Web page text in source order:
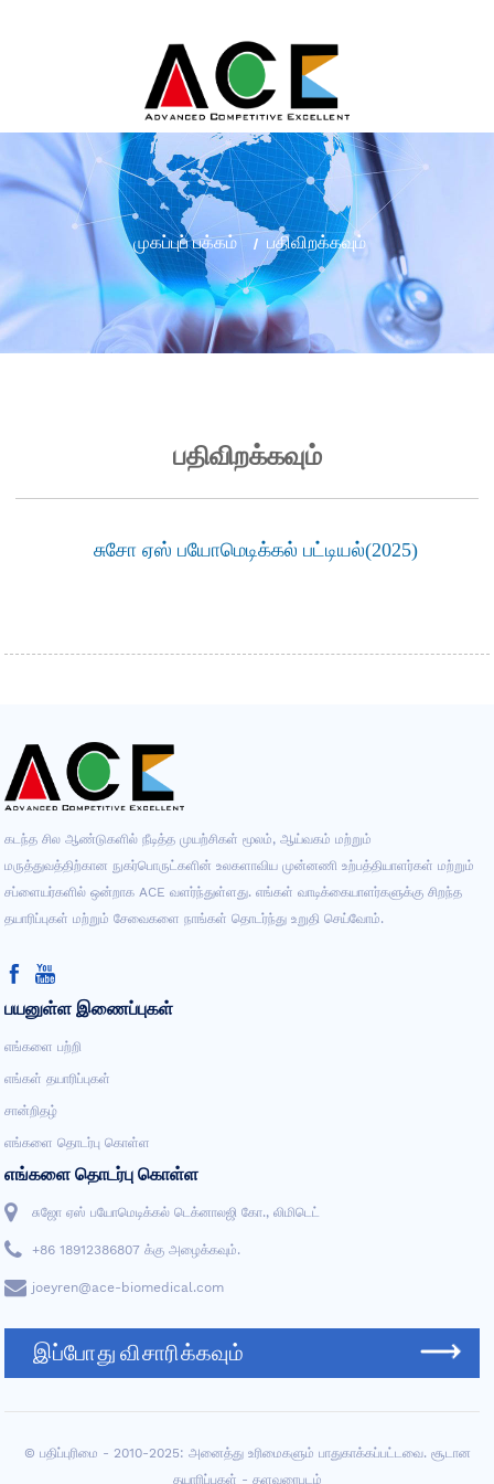
முகப்புப் பக்கம் பதிவிறக்கவும்
பதிவிறக்கவும்
சுசோ ஏஸ் பயோமெடிக்கல் பட்டியல்(2025)
கடந்த சில ஆண்டுகளில் நீடித்த முயற்சிகள் மூலம், ஆய்வகம் மற்றும்
மருத்துவத்திற்கான நுகர்பொருட்களின் உலகளாவிய முன்னணி உற்பத்தியாளர்கள் மற்றும்
சப்ளையர்களில் ஒன்றாக ACE வளர்ந்துள்ளது. எங்கள் வாடிக்கையாளர்களுக்கு சிறந்த
தயாரிப்புகள் மற்றும் சேவைகளை நாங்கள் தொடர்ந்து உறுதி செய்வோம்.
பயனுள்ள இணைப்புகள்
எங்களை பற்றி
எங்கள் தயாரிப்புகள்
சான்றிதழ்
எங்களை தொடர்பு கொள்ள
எங்களை தொடர்பு கொள்ள
சுஜோ ஏஸ் பயோமெடிக்கல் டெக்னாலஜி கோ., லிமிடெட்
+86 18912386807 க்கு அழைக்கவும்.
joeyren@ace-biomedical.com
இப்போது விசாரிக்கவும்
© பதிப்புரிமை - 2010-2025: அனைத்து உரிமைகளும் பாதுகாக்கப்பட்டவை. சூடான
தயாரிப்புகள் - தளவரைபடம்